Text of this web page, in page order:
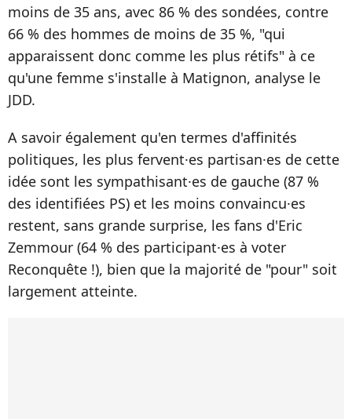
moins de 35 ans, avec 86 % des sondées, contre
66 % des hommes de moins de 35 %, "qui
apparaissent donc comme les plus rétifs" à ce
qu'une femme s'installe à Matignon, analyse le
JDD.
A savoir également qu'en termes d'affinités
politiques, les plus fervent·es partisan·es de cette
idée sont les sympathisant·es de gauche (87 %
des identifiées PS) et les moins convaincu·es
restent, sans grande surprise, les fans d'Eric
Zemmour (64 % des participant·es à voter
Reconquête !), bien que la majorité de "pour" soit
largement atteinte.